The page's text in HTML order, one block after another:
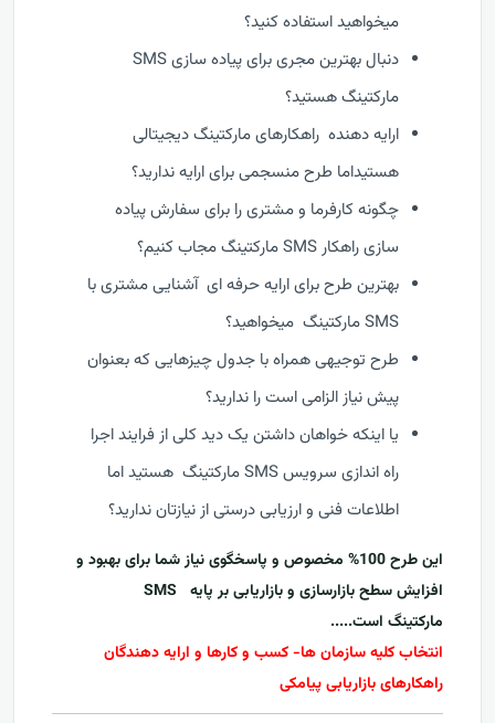
میخواهید استفاده کنید؟
دنبال بهترین مجری برای پیاده سازی SMS
مارکتینگ هستید؟
ارایه دهنده راهکارهای مارکتینگ دیجیتالی
هستیداما طرح منسجمی برای ارایه ندارید؟
چگونه کارفرما و مشتری را برای سفارش پیاده
سازی راهکار SMS مارکتینگ مجاب کنیم؟
بهترین طرح برای ارایه حرفه ای آشنایی مشتری با
SMS مارکتینگ میخواهید؟
طرح توجیهی همراه با جدول چیزهایی که بعنوان
پیش نیاز الزامی است را ندارید؟
یا اینکه خواهان داشتن یک دید کلی از فرایند اجرا
راه اندازی سرویس SMS مارکتینگ هستید اما
اطلاعات فنی و ارزیابی درستی از نیازتان ندارید؟
این طرح 100% مخصوص و پاسخگوی نیاز شما برای بهبود و
افزایش سطح بازارسازی و بازاریابی بر پایه SMS
مارکتینگ است.....
انتخاب کلیه سازمان ها- کسب و کارها و ارایه دهندگان
راهکارهای بازاریابی پیامکی